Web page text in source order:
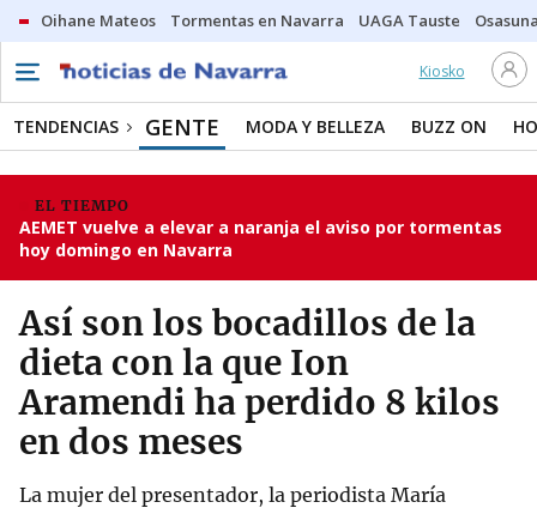
Oihane Mateos Tormentas en Navarra UAGA Tauste
Kiosko
TENDENCIAS GENTE MODA Y BELLEZA BUZZ ON
EL TIEMPO
AEMET vuelve a elevar a naranja el aviso por tormentas
hoy domingo en Navarra
Así son los bocadillos de la
dieta con la que Ion
Aramendi ha perdido 8 kilos
en dos meses
La mujer del presentador, la periodista María